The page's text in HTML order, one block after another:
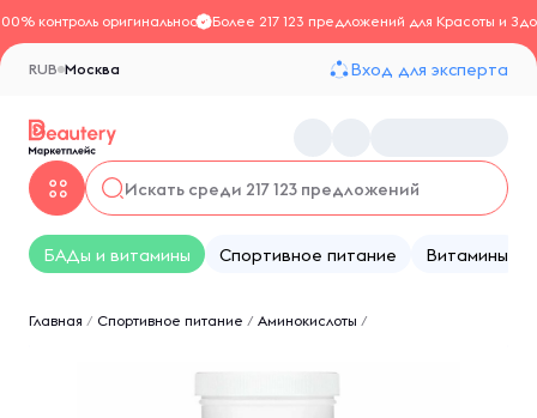
контроль оригинальностиБолее 217 123 предложений для Красоты и
Москва
RUB Вход для эксперта
БАДы и витамины Спортивное питание Витамины
Главная / Спортивное питание / Аминокислоты /